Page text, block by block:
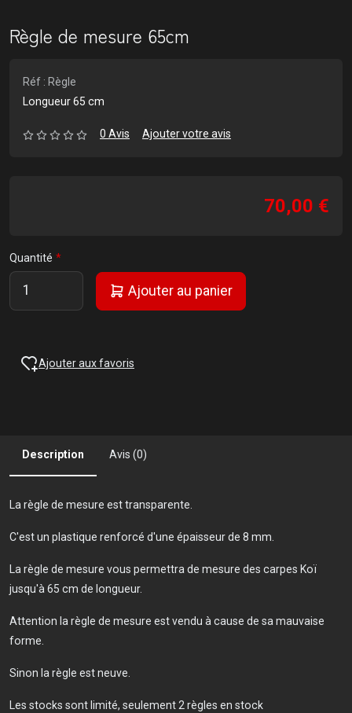
Règle de mesure 65cm
Réf : Règle
Longueur 65 cm
0 Avis Ajouter votre avis
70,00 €
Quantité
Ajouter au panier
Ajouter aux favoris
Description Avis (0)
La règle de mesure est transparente.
C'est un plastique renforcé d'une épaisseur de 8 mm.
La règle de mesure vous permettra de mesure des carpes Koï
jusqu'à 65 cm de longueur.
Attention la règle de mesure est vendu à cause de sa mauvaise
forme.
Sinon la règle est neuve.
Les stocks sont limité, seulement 2 règles en stock